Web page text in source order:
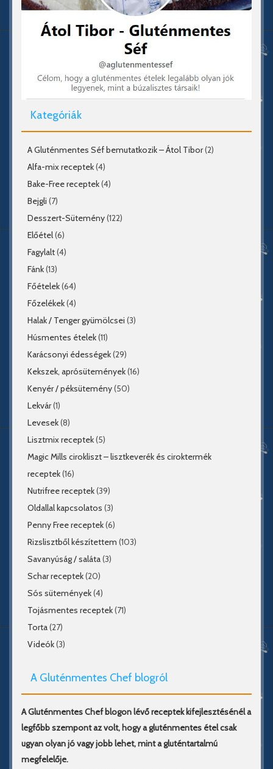
Kategóriák
A Gluténmentes Séf bemutatkozik – Átol Tibor(2)
Alfa-mix receptek(4)
Bake-Free receptek(4)
Bejgli (7)
Desszert-Sütemény(122)
Előétel(6)
Fagylalt(4)
Fánk(13)
Főételek(64)
Főzelékek(4)
Halak / Tenger gyümölcsei (3)
Húsmentes ételek(11)
Karácsonyi édességek(29)
Kekszek, aprósütemények(16)
Kenyér / péksütemény(50)
Lekvár(1)
Levesek(8)
Lisztmix receptek(5)
Magic Mills cirokliszt – lisztkeverék és ciroktermék
receptek(16)
Nutrifree receptek(39)
Oldallal kapcsolatos (3)
Penny Free receptek(6)
Rizslisztből készítettem (103)
Savanyúság / saláta(3)
Schar receptek(20)
Sós sütemények(4)
Tojásmentes receptek(71)
Torta(27)
Videók(3)
A Gluténmentes Chef blogról
A Gluténmentes Chef blogon lévő receptek kifejlesztésénél a
legfőbb szempont az volt, hogy a gluténmentes étel csak
ugyan olyan jó vagy jobb lehet, mint a gluténtartalmú
megfelelője.